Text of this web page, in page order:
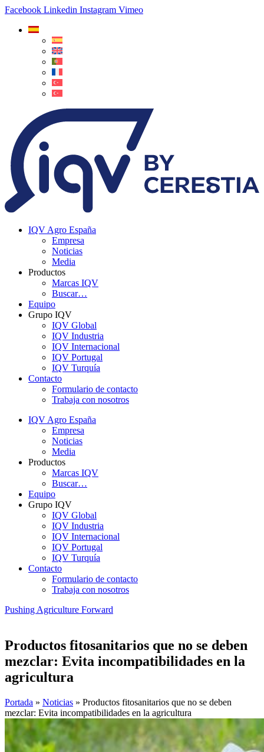
Facebook Linkedin Instagram Vimeo
IQV Agro España
Empresa
Noticias
Media
Productos
Marcas IQV
Buscar…
Equipo
Grupo IQV
IQV Global
IQV Industria
IQV Internacional
IQV Portugal
IQV Turquía
Contacto
Formulario de contacto
Trabaja con nosotros
IQV Agro España
Empresa
Noticias
Media
Productos
Marcas IQV
Buscar…
Equipo
Grupo IQV
IQV Global
IQV Industria
IQV Internacional
IQV Portugal
IQV Turquía
Contacto
Formulario de contacto
Trabaja con nosotros
Pushing Agriculture Forward
Productos fitosanitarios que no se deben
mezclar: Evita incompatibilidades en la
agricultura
Portada » Noticias » Productos fitosanitarios que no se deben
mezclar: Evita incompatibilidades en la agricultura